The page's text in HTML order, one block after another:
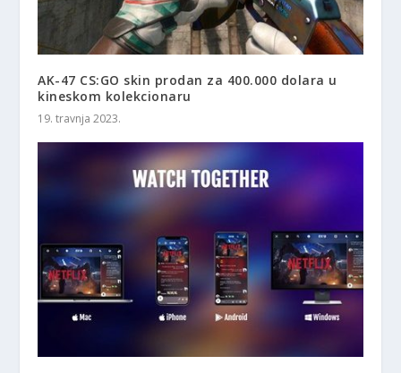
AK-47 CS:GO skin prodan za 400.000 dolara u
kineskom kolekcionaru
19. travnja 2023.